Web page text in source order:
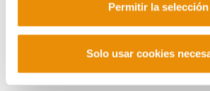
Permitir la selección
Solo usar cookies